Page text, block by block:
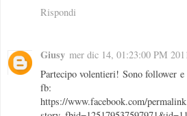
Rispondi
Giusy mer dic 14, 01:23:00 PM
Partecipo volentieri! Sono follower
fb:
https://www.facebook.com/